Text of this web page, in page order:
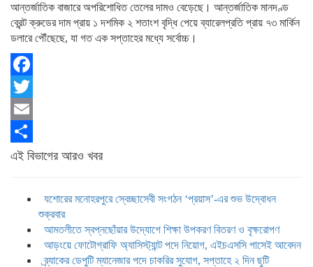
আন্তর্জাতিক বাজারে অপরিশোধিত তেলের দামও বেড়েছে। আন্তর্জাতিক মানদণ্ড
ব্রেন্ট ক্রুডের দাম প্রায় ১ দশমিক ২ শতাংশ বৃদ্ধি পেয়ে ব্যারেলপ্রতি প্রায় ৭৩ মার্কিন
ডলারে পৌঁছেছে, যা গত এক সপ্তাহের মধ্যে সর্বোচ্চ।
Facebook
Twitter
Email
Share
এই বিভাগের আরও খবর
যশোরের মনোহরপুরে স্বেচ্ছাসেবী সংগঠন ‘প্রয়াস’-এর শুভ উদ্বোধন
শুক্রবার
আমতলীতে স্বপ্নছোঁয়ার উদ্যোগে শিক্ষা উপকরণ বিতরণ ও বৃক্ষরোপণ
আড়ংয়ে ফোটোগ্রাফি অ্যাসিস্ট্যান্ট পদে নিয়োগ, এইচএসসি পাসেই আবেদন
ব্র্যাকের ডেপুটি ম্যানেজার পদে চাকরির সুযোগ, সপ্তাহে ২ দিন ছুটি